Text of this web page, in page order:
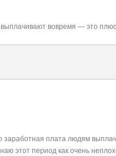
вовремя — это
заработная плата людям
этот период как очень